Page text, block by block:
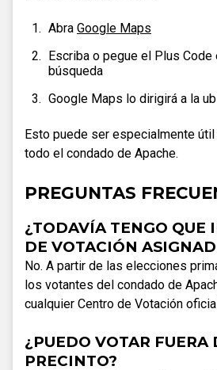
Abra Google Maps
Escriba o pegue el Plus Code
búsqueda
Google Maps lo dirigirá a la
Esto puede ser especialmente
todo el condado de Apache.
PREGUNTAS
¿TODAVÍA TENGO QUE
DE VOTACIÓN
No. A partir de las elecciones
los votantes del condado de
cualquier Centro de Votación
¿PUEDO VOTAR FUERA
PRECINTO?